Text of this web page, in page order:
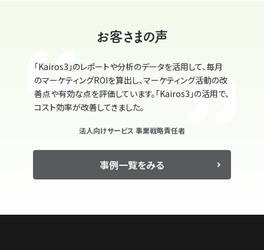
お客さまの声
｢Kairos3｣のレポートや分析のデータを活用して、毎月
のマーケティングROIを算出し、マーケティング活動の改
善点や有効な点を評価しています。｢Kairos3｣の活用で、
コスト効率が改善してきました。
法人向けサービス 事業戦略責任者
事例一覧をみる